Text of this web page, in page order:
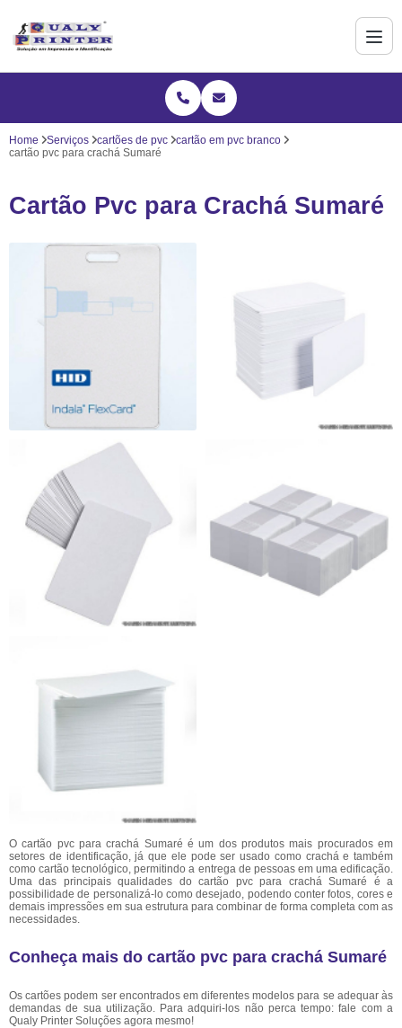
Home Serviços cartões de pvc
cartão em pvc branco
cartão pvc para crachá Sumaré
Cartão Pvc para Crachá Sumaré
O cartão pvc para crachá Sumaré é um dos produtos mais procurados em
setores de identificação, já que ele pode ser usado como crachá e também
como cartão tecnológico, permitindo a entrega de pessoas em uma edificação.
Uma das principais qualidades do cartão pvc para crachá Sumaré é a
possibilidade de personalizá-lo como desejado, podendo conter fotos, cores e
demais impressões em sua estrutura para combinar de forma completa com as
necessidades.
Conheça mais do cartão pvc para crachá Sumaré
Os cartões podem ser encontrados em diferentes modelos para se adequar às
demandas de sua utilização. Para adquiri-los não perca tempo: fale com a
Qualy Printer Soluções agora mesmo!